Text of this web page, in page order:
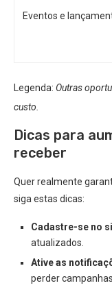
Eventos e
Legenda: Outras
custo.
Dicas para
receber
Quer realmente
siga estas dicas:
Cadastre-se no
atualizados.
Ative as
perder